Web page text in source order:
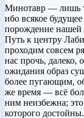
Минотавр — лишь
ибо всякое
порождение нашей
Путь к центру
проходим совсем
нас прочь, далеко,
ожидания образ
более пугающим,
же время — всё
ним неизбежна;
которого